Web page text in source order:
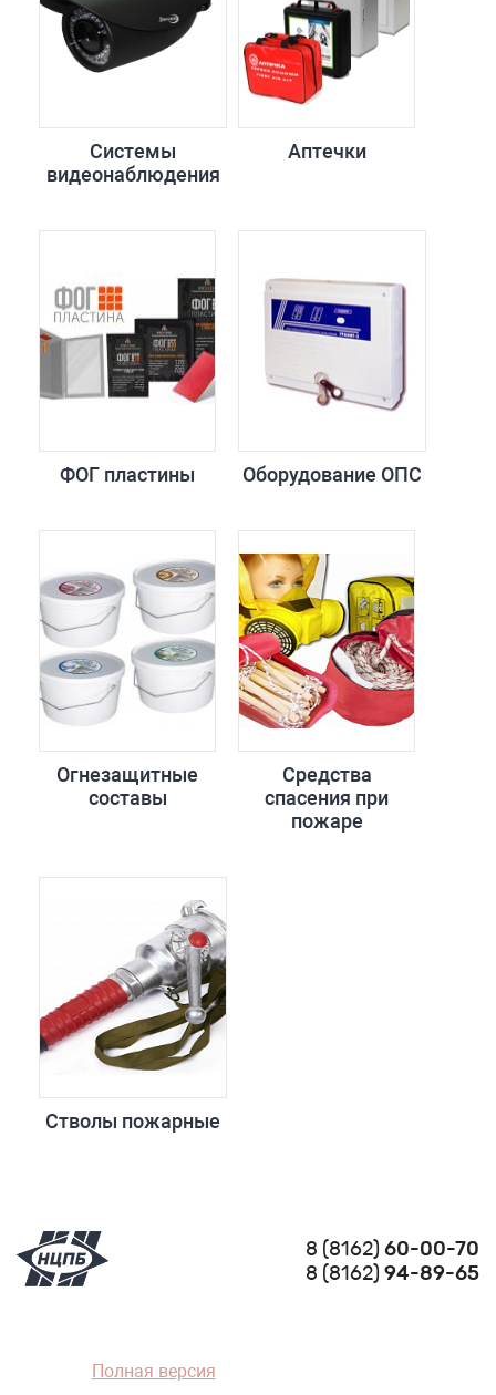
Системы
видеонаблюдения
Аптечки
ФОГ пластины Оборудование ОПС
Огнезащитные
составы
Средства
спасения при
пожаре
Стволы пожарные
8 (8162)60-00-70
8 (8162)94-89-65
Полная версия